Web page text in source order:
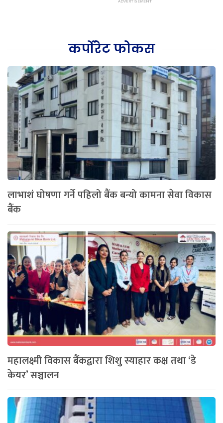
कर्पोरेट फोकस
लाभाशं घोषणा गर्ने पहिलो बैंक बन्यो कामना सेवा विकास
बैंक
महालक्ष्मी विकास बैंकद्वारा शिशु स्याहार कक्ष तथा ‘डे
केयर’ सञ्चालन